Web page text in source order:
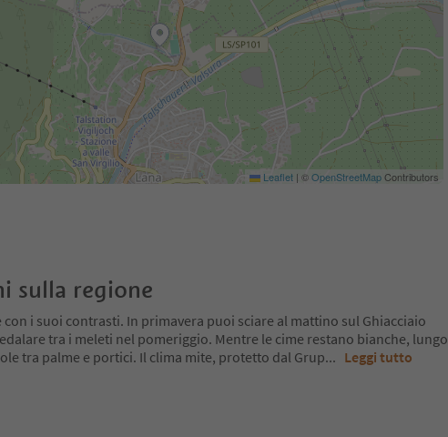
Leaflet | ©OpenStreetMapContributors
sulla regione
i suoi contrasti. In primavera puoi sciare al mattino sul Ghiacciaio
tra i meleti nel pomeriggio. Mentre le cime restano bianche, lungo
tra palme e portici. Il clima mite, protetto dal Grup... Leggi tutto